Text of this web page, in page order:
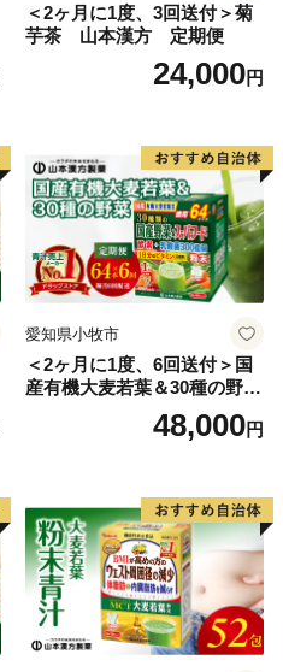
＜2ヶ月に1度、3回送付＞菊
芋茶 山本漢方 定期便
24,000円
愛知県小牧市
＜2ヶ月に1度、6回送付＞国
産有機大麦若葉＆30種の野
菜 山本漢方 定期便
48,000円